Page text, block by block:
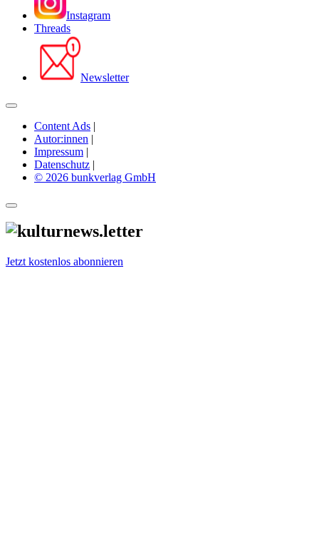
Instagram
Threads
Newsletter
Content Ads |
Autor:innen |
Impressum |
Datenschutz |
© 2026 bunkverlag GmbH
Jetzt kostenlos abonnieren